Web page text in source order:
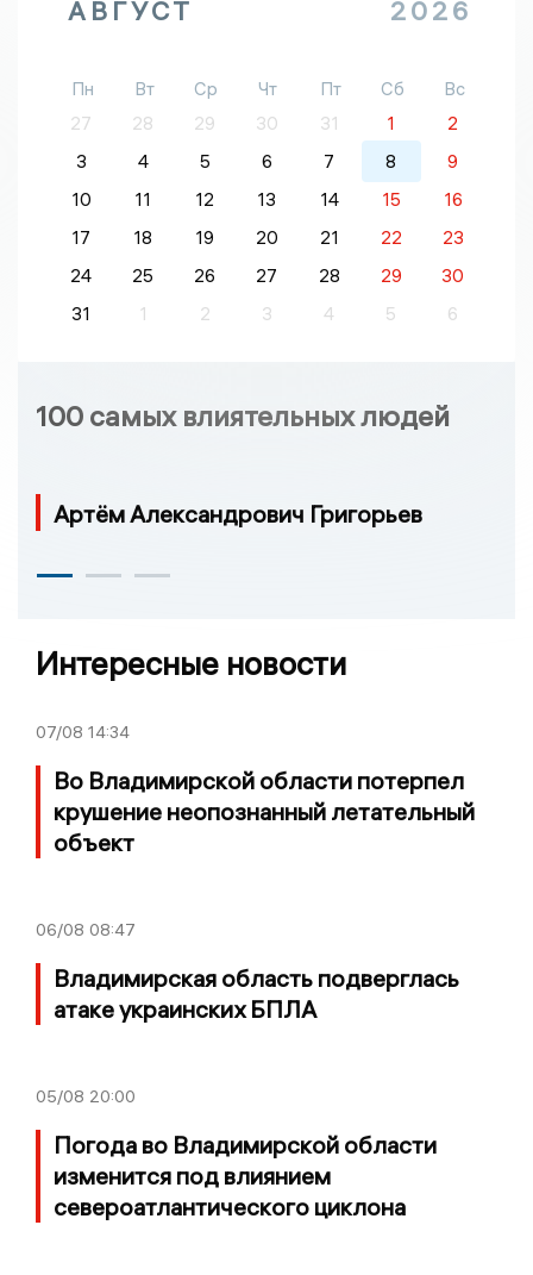
АВГУСТ 2026
Пн Вт Ср Чт Пт Сб
Вс
27
28 29 30 31 1
2
3
4 5 6 7 8
9
10
11 12 13 14 15
16
17
18 19 20 21 22
23
24
25 26 27 28 29
30
31
1 2 3 4 5 6
100 самых влиятельных людей
Артём Александрович Григорьев
Интересные новости
07/08 14:34
Во Владимирской области потерпел
крушение неопознанный летательный
объект
06/08 08:47
Владимирская область подверглась
атаке украинских БПЛА
05/08 20:00
Погода во Владимирской области
изменится под влиянием
североатлантического циклона